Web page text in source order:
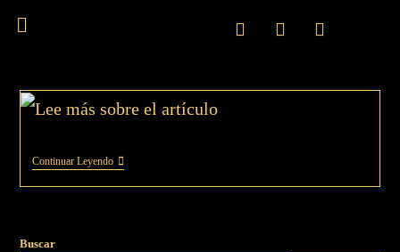
Continuar Leyendo
Buscar